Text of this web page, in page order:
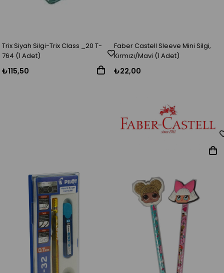
Trix Siyah Silgi-Trix Class _20 T-
764 (1 Adet)
₺115,50
Faber Castell Sleeve Mini Silgi,
Kırmızı/Mavi (1 Adet)
₺22,00